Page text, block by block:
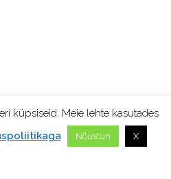
küpsiseid. Meie lehte kasutades
Nõustun X